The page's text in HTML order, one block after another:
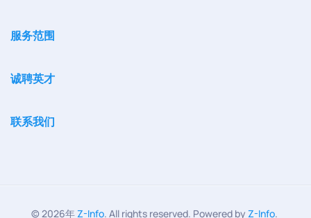
服务范围
诚聘英才
联系我们
© 2026年 Z-Info. All rights reserved. Powered by Z-Info.